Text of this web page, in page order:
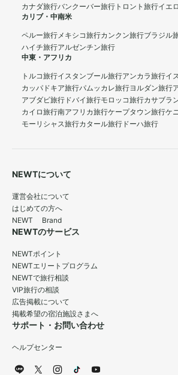
カナダ旅行バンクーバー旅行 トロント旅行イエ
カリブ・中南米
ペルー旅行メキシコ旅行カンクン旅行ブラジル
ハイチ旅行アルゼンチン旅行
中東・アフリカ
トルコ旅行イスタンブール旅行アンカラ旅行イ
カッパドキア旅行パムッカレ旅行ヨルダン旅行
アブダビ旅行 ドバイ旅行モロッコ旅行カサブラ
カイロ旅行南アフリカ旅行ケープタウン旅行ケ
モーリシャス旅行カタール旅行 ドーハ旅行
NEWTについて
運営会社について
はじめての方へ
NEWT Brand
NEWTのサービス
NEWTポイント
NEWTエリートプログラム
NEWTで旅行相談
VIP旅行の相談
広告掲載について
掲載希望の宿泊施設さまへ
サポート・お問い合わせ
ヘルプセンター